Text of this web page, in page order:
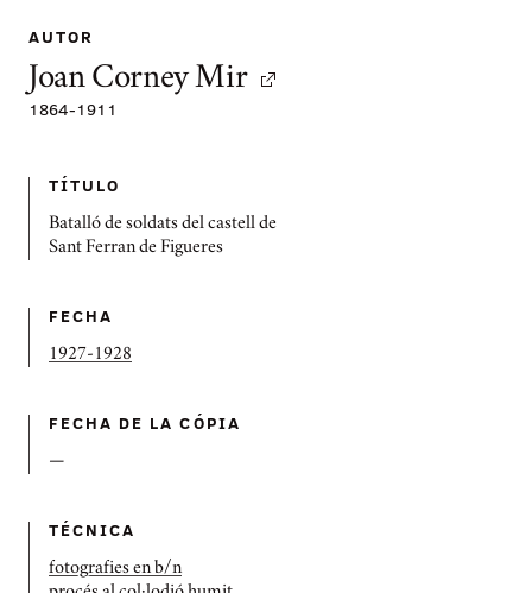
AUTOR
Joan Corney Mir
1864-1911
TÍTULO
Batalló de soldats del castell de
Sant Ferran de Figueres
FECHA
1927-1928
FECHA DE LA CÓPIA
—
TÉCNICA
fotografies en b/n